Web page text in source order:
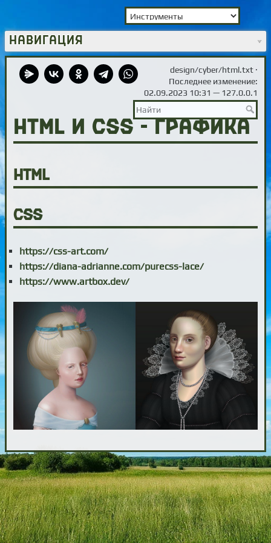
Навигация
design/cyber/html.txt·
Последнее изменение:
02.09.2023 10:31 — 127.0.0.1
HTML и CSS - графика
HTML
CSS
https://css-art.com/
https://diana-adrianne.com/purecss-lace/
https://www.artbox.dev/